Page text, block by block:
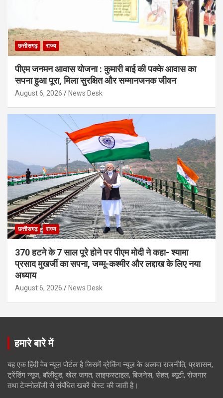
छत्तीसगढ़ राज्य
पीएम जनमन आवास योजना : कुमारी बाई की पक्के आवास का
सपना हुआ पूरा, मिला सुरक्षित और सम्मानजनक जीवन
August 6, 2026 News Desk
छत्तीसगढ़ राज्य
370 हटने के 7 साल पूरे होने पर पीएम मोदी ने कहा- श्यामा
प्रसाद मुखर्जी का सपना, जम्मू-कश्मीर और लद्दाख के लिए नया
अध्याय
August 6, 2026 News Desk
हमारे बारे में
यह एक हिंदी वेब न्यूज़ पोर्टल है जिसमें ब्रेकिंग न्यूज़ के अलावा राजनीति, प्रशासन,
ट्रेंडिंग न्यूज, बॉलीवुड, खेल जगत, लाइफस्टाइल, बिजनेस, सेहत, ब्यूटी, रोजगार
तथा टेक्नोलॉजी से संबंधित खबरें पोस्ट की जाती है।